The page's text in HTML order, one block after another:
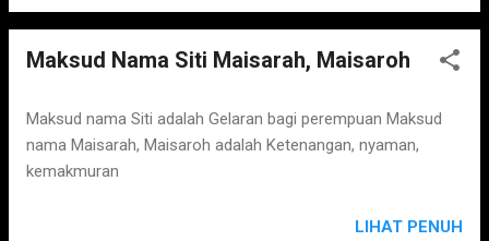
Maksud Nama Siti Maisarah, Maisaroh
Maksud nama Siti adalah Gelaran bagi perempuan Maksud
nama Maisarah, Maisaroh adalah Ketenangan, nyaman,
kemakmuran
LIHAT PENUH